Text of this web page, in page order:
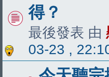
得？
最後發表 由
03-23 ,